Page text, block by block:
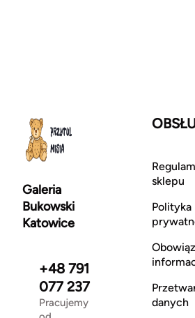
Galeria
Bukowski
Katowice
+48 791
077 237
Pracujemy
sklepu
Polityka
danych